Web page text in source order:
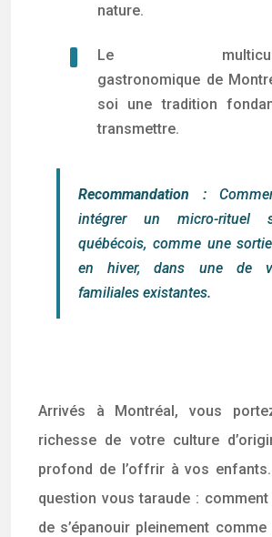
nature.
Le
gastronomique de
soi une tradition
transmettre.
Recommandation :
intégrer un micro-rituel
québécois, comme une
en hiver, dans une de
familiales existantes.
Arrivés à Montréal, vous
richesse de votre culture
profond de l’offrir à vos
question vous taraude :
de s’épanouir pleinement